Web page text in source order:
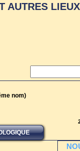
nom)
AUTRES LIEUX